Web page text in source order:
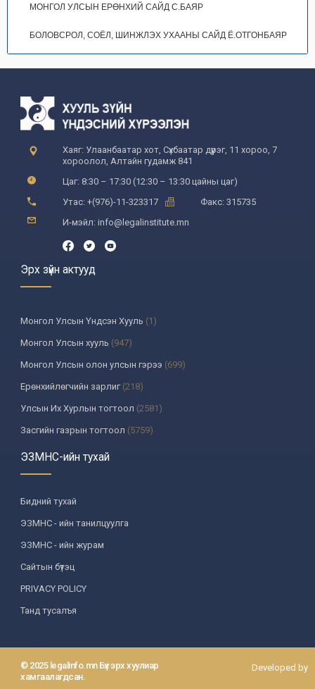
МОНГОЛ УЛСЫН ЕРӨНХИЙ САЙД С.БАЯР
БОЛОВСРОЛ, СОЁЛ, ШИНЖЛЭХ УХААНЫ САЙД Ё.ОТГОНБАЯР
Хаяг: Улаанбаатар хот, Сүхбаатар дүүрэг, 11 хороо, 7
хороолол, Алтайн гудамж 841
Цаг: 8:30 – 17:30 (12:30 – 13:30 цайны цаг)
Утас: +(976)-11-323317
Факс: 315735
И-мэйл: info@legalinstitute.mn
Эрх зүйн актууд
Монгол Улсын Үндсэн Хууль (1)
Монгол Улсын хууль (947)
Монгол Улсын олон улсын гэрээ (699)
Ерөнхийлөгчийн зарлиг(218)
Улсын Их Хурлын тогтоол (2581)
Засгийн газрын тогтоол (5759)
Үндсэн хуулийн цэцийн шийдвэр
Улсын дээд шүүхийн тогтоол
УИХ-аас томилогддог байгууллагын дарга, түүнтэй адилтгах албан
тушаалтны шийдвэр
Сайдын тушаал(987)
Засгийн газрын агентлагийн даргын тушаал
Хууль, хяналтын байгууллага
Төрийн зарим чиг үүргийг хууль болон гэрээний үндсэн дээр
хэрэгжүүлж буй байгууллага
Аймаг, нийслэлийн Засаг даргын захирамж(85)
Зөвлөл, хороо, бусад байгууллага
ЭЗМНС-ийн тухай
Бидний тухай
ЭЗМНС - ийн танилцуулга
ЭЗМНС - ийн журам
Сайтын бүтэц
PRIVACY POLICY
Танд тусалъя
© 2025 legalinfo.mn Бүх эрх хуулиар
хамгаалагдсан.
Developed by